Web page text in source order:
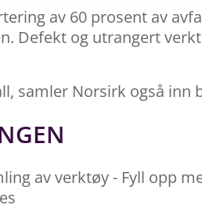
av 60 prosent av
Defekt og utrangert
samler Norsirk også inn
av verktøy - Fyll opp